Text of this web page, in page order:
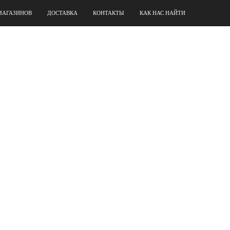
ДОСТАВКА КОНТАКТЫ КАК НАС НАЙТИ